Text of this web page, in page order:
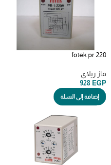
fotek pr 220
فاز ريلاي
928 EGP
إضافة إلى السلة